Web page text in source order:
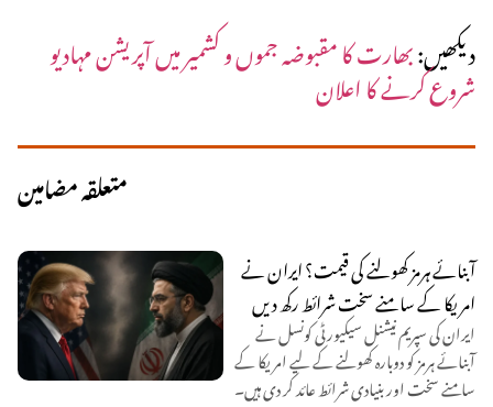
دیکھیں:بھارت کا مقبوضہ جموں و کشمیر میں آپریشن مہادیو
شروع کرنے کا اعلان
متعلقہ مضامین
آبنائے ہرمز کھولنے کی قیمت؟ ایران نے
امریکا کے سامنے سخت شرائط رکھ دیں
ایران کی سپریم نیشنل سیکیورٹی کونسل نے
آبنائے ہرمز کو دوبارہ کھولنے کے لیے امریکا کے
سامنے سخت اور بنیادی شرائط عائد کر دی ہیں۔